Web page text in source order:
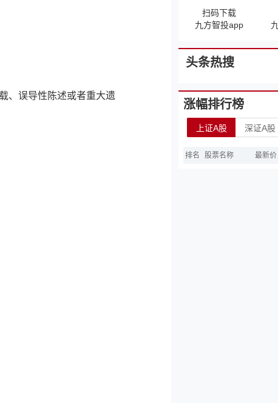
、误导性陈述或者重大遗
扫码下载
九方智投app
头条热搜
涨幅排行榜
上证A股 深证A股
排名 股票名称 最新价